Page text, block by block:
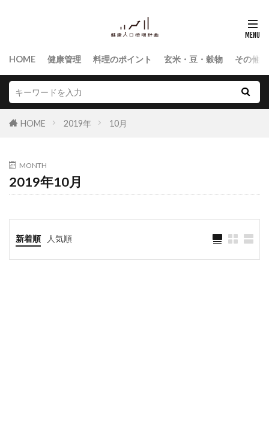
HOME 健康管理 料理のポイント 玄米・豆・穀物 その他
HOME 2019年 10月
MONTH
2019年10月
新着順 人気順